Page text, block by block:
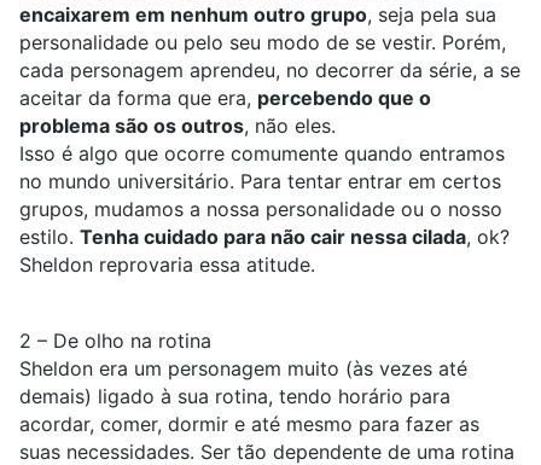
encaixarem em nenhum outro grupo, seja pela sua
personalidade ou pelo seu modo de se vestir. Porém,
cada personagem aprendeu, no decorrer da série, a se
aceitar da forma que era, percebendo que o
problema são os outros, não eles.
Isso é algo que ocorre comumente quando entramos
no mundo universitário. Para tentar entrar em certos
grupos, mudamos a nossa personalidade ou o nosso
estilo. Tenha cuidado para não cair nessa cilada, ok?
Sheldon reprovaria essa atitude.
2 – De olho na rotina
Sheldon era um personagem muito (às vezes até
demais) ligado à sua rotina, tendo horário para
acordar, comer, dormir e até mesmo para fazer as
suas necessidades. Ser tão dependente de uma rotina